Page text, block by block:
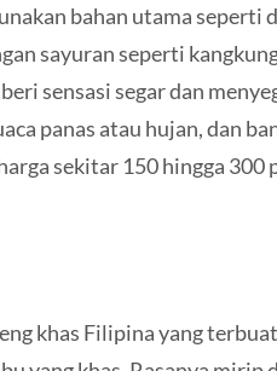
bahan utama seperti
sayuran seperti
sensasi segar dan
panas atau hujan, dan
sekitar 150 hingga 300
khas Filipina yang